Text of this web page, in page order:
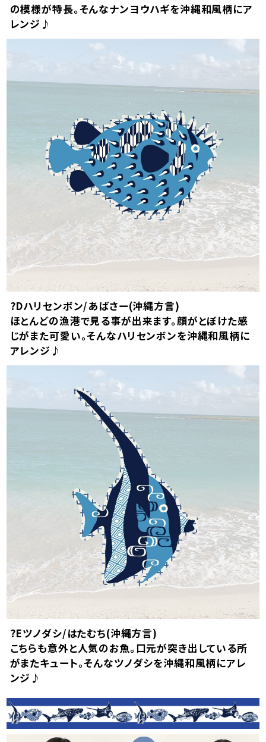
在庫切れ 店舗取り寄せ申請
の模様が特長。そんなナンヨウハギを沖縄和風柄にア
レンジ♪
?Dハリセンボン/あばさー(沖縄方言)
ほとんどの漁港で見る事が出来ます。顔がとぼけた感
じがまた可愛い。そんなハリセンボンを沖縄和風柄に
アレンジ♪
?Eツノダシ/はたむち(沖縄方言)
こちらも意外と人気のお魚。口元が突き出している所
がまたキュート。そんなツノダシを沖縄和風柄にアレ
ンジ♪